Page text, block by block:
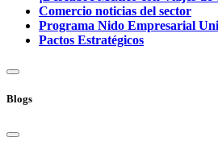
Comercio noticias del sector
Programa Nido Empresarial
Pactos Estratégicos
Blogs